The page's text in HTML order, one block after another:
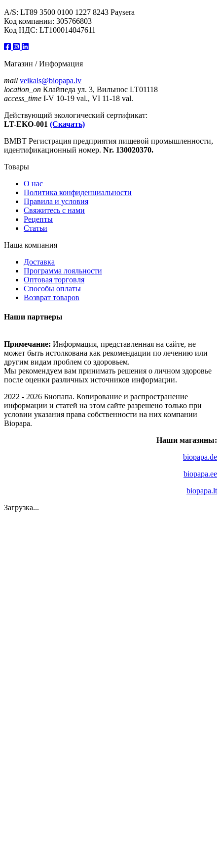
A/S: LT89 3500 0100 1227 8243 Paysera
Код компании: 305766803
Код НДС: LT100014047611
Магазин / Информация
mail veikals@biopapa.lv
location_on Клайпеда ул. 3, Вильнюс LT01118
access_time I-V 10-19 val., VI 11-18 val.
Действующий экологический сертификат:
LT-EKO-001 (Скачать)
ВМВТ Регистрация предприятия пищевой промышленности,
идентификационный номер. Nr. 130020370.
Товары
О нас
Политика конфиденциальности
Правила и условия
Свяжитесь с нами
Рецепты
Статьи
Наша компания
Доставка
Программа лояльности
Оптовая торговля
Способы оплаты
Возврат товаров
Наши партнеры
Примечание: Информация, представленная на сайте, не
может быть истолкована как рекомендации по лечению или
другим видам проблем со здоровьем.
Мы рекомендуем вам принимать решения о личном здоровье
после оценки различных источников информации.
2022 - 2026 Биопапа. Копирование и распространение
информации и статей на этом сайте разрешено только при
условии указания права собственности на них компании
Biopapa.
Наши магазины:
biopapa.de
biopapa.ee
biopapa.lt
Загрузка...